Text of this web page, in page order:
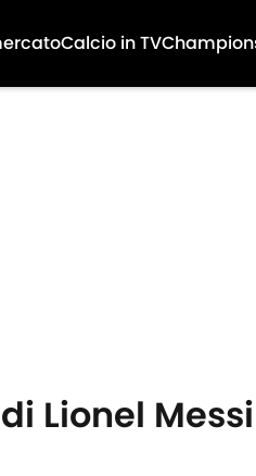
Calcio in TV
Lionel